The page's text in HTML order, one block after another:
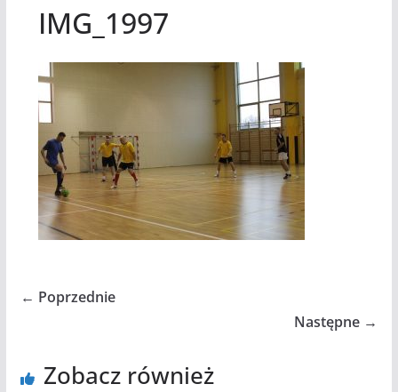
IMG_1997
← Poprzednie
Następne →
Zobacz również